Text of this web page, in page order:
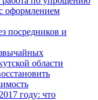
оформлением
посредников и
области
году: что